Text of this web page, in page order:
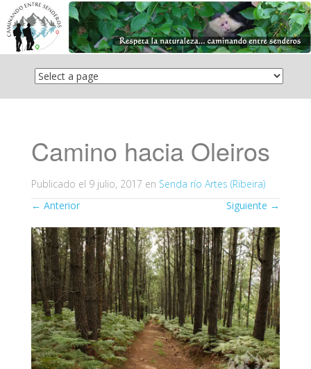
Saltar
contenido
Camino hacia Oleiros
Publicado el 9 julio, 2017 en Senda río Artes (Ribeira)
← Anterior Siguiente →